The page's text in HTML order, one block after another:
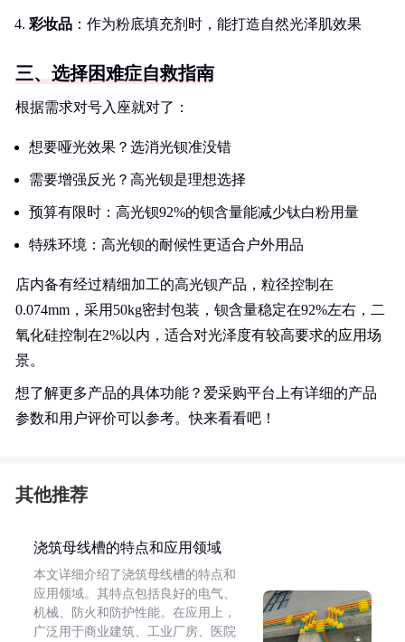
彩妆品 ：作为粉底填充剂时，能打造自然光泽肌效果
三、选择困难症自救指南
根据需求对号入座就对了：
想要哑光效果？选消光钡准没错
需要增强反光？高光钡是理想选择
预算有限时：高光钡92%的钡含量能减少钛白粉用量
特殊环境：高光钡的耐候性更适合户外用品
店内备有经过精细加工的高光钡产品，粒径控制在
0.074mm，采用50kg密封包装，钡含量稳定在92%左右，二
氧化硅控制在2%以内，适合对光泽度有较高要求的应用场
景。
想了解更多产品的具体功能？爱采购平台上有详细的产品
参数和用户评价可以参考。快来看看吧！
其他推荐
浇筑母线槽的特点和应用领域
本文详细介绍了浇筑母线槽的特点和
应用领域。其特点包括良好的电气、
机械、防火和防护性能。在应用上，
广泛用于商业建筑、工业厂房、医院